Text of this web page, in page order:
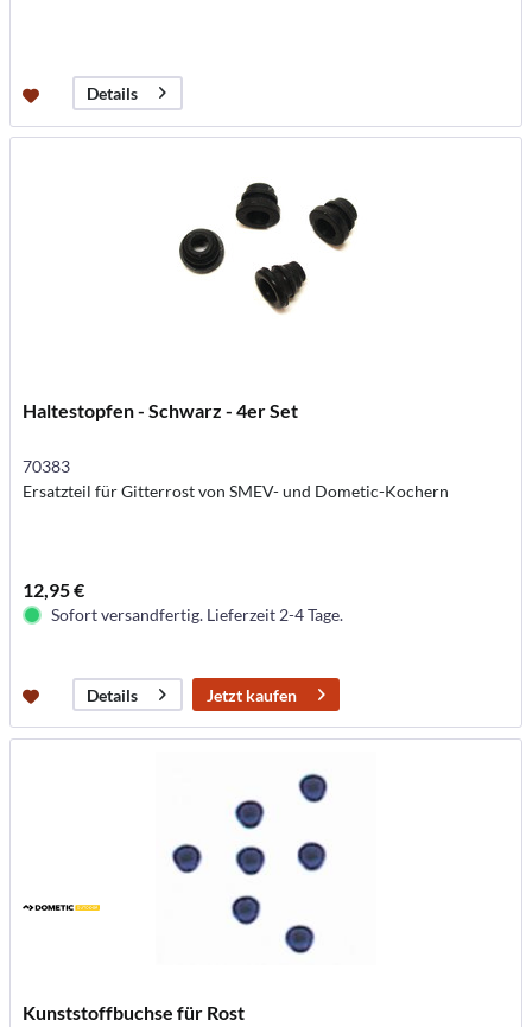
Details
Haltestopfen - Schwarz - 4er Set
70383
Ersatzteil für Gitterrost von SMEV- und Dometic-Kochern
12,95 €
Sofort versandfertig. Lieferzeit 2-4 Tage.
Details Jetzt kaufen
Kunststoffbuchse für Rost